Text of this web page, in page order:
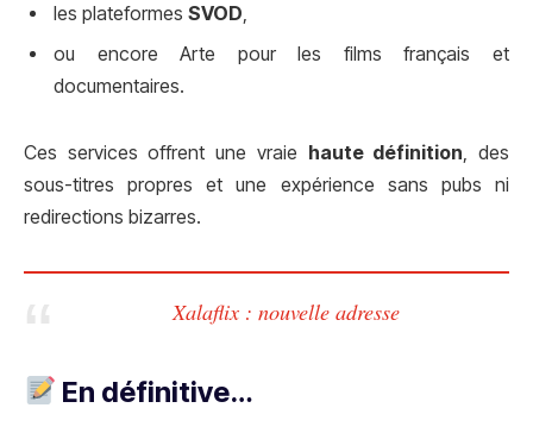
les plateformes SVOD,
ou encore Arte pour les films français et
documentaires.
Ces services offrent une vraie haute définition , des
sous-titres propres et une expérience sans pubs ni
redirections bizarres.
Xalaflix : nouvelle adresse
En définitive…